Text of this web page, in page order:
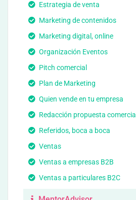
Estrategia de venta
Marketing de contenidos
Marketing digital, online
Organización Eventos
Pitch comercial
Plan de Marketing
Quien vende en tu empresa
Redacción propuesta comercial
Referidos, boca a boca
Ventas
Ventas a empresas B2B
Ventas a particulares B2C